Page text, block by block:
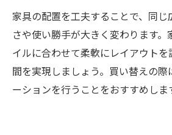
家具の配置を工夫することで、同
さや使い勝手が大きく変わります。
イルに合わせて柔軟にレイアウト
間を実現しましょう。買い替えの
ーションを行うことをおすすめしま